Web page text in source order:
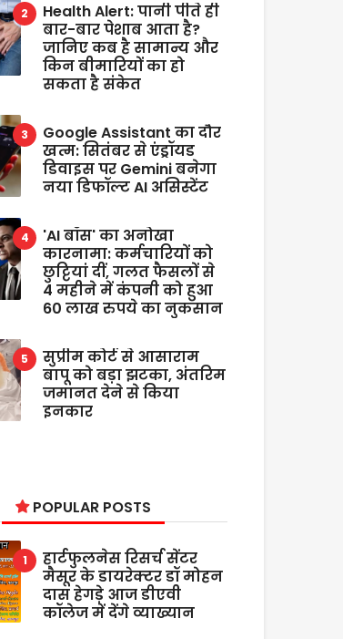
Health Alert: पानी पीते ही
बार-बार पेशाब आता है?
जानिए कब है सामान्य और
किन बीमारियों का हो
सकता है संकेत
Google Assistant का दौर
खत्म: सितंबर से एंड्रॉयड
डिवाइस पर Gemini बनेगा
नया डिफॉल्ट AI असिस्टेंट
'AI बॉस' का अनोखा
कारनामा: कर्मचारियों को
छुट्टियां दीं, गलत फैसलों से
4 महीने में कंपनी को हुआ
60 लाख रुपये का नुकसान
सुप्रीम कोर्ट से आसाराम
बापू को बड़ा झटका, अंतरिम
जमानत देने से किया
इनकार
POPULAR POSTS
हार्टफुलनेस रिसर्च सेंटर
मैसूर के डायरेक्टर डॉ मोहन
दास हेगड़े आज डीएवी
कॉलेज में देंगे व्याख्यान